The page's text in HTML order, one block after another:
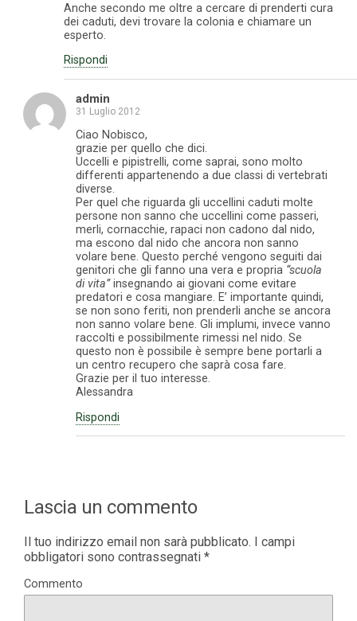
Anche secondo me oltre a cercare di prenderti cura
dei caduti, devi trovare la colonia e chiamare un
esperto.
Rispondi
admin
31 Luglio 2012
Ciao Nobisco,
grazie per quello che dici.
Uccelli e pipistrelli, come saprai, sono molto
differenti appartenendo a due classi di vertebrati
diverse.
Per quel che riguarda gli uccellini caduti molte
persone non sanno che uccellini come passeri,
merli, cornacchie, rapaci non cadono dal nido,
ma escono dal nido che ancora non sanno
volare bene. Questo perché vengono seguiti dai
genitori che gli fanno una vera e propria “scuola
di vita”insegnando ai giovani come evitare
predatori e cosa mangiare. E’ importante quindi,
se non sono feriti, non prenderli anche se ancora
non sanno volare bene. Gli implumi, invece vanno
raccolti e possibilmente rimessi nel nido. Se
questo non è possibile è sempre bene portarli a
un centro recupero che saprà cosa fare.
Grazie per il tuo interesse.
Alessandra
Rispondi
Lascia un commento
Il tuo indirizzo email non sarà pubblicato. I campi
obbligatori sono contrassegnati *
Commento